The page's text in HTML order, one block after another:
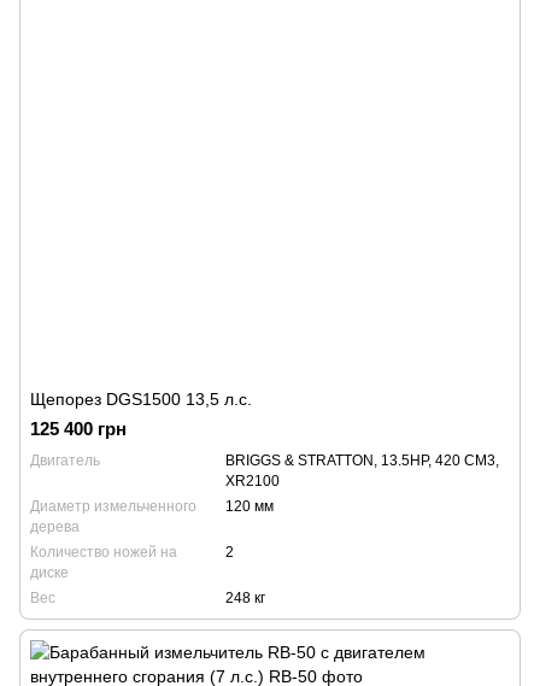
Щепорез DGS1500 13,5 л.с.
125 400 грн
Двигатель
BRIGGS & STRATTON, 13.5HP, 420 CM3,
XR2100
Диаметр измельченного
дерева
120 мм
Количество ножей на
диске
2
Вес 248 кг